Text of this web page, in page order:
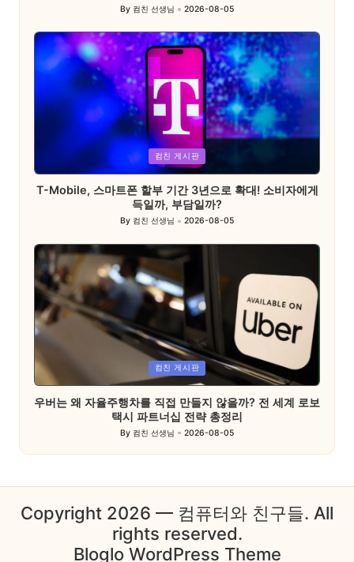
Posted
By 컴친 선생님 2026-08-05
Posted
in
컴친 게시판
T-Mobile, 스마트폰 할부 기간 3년으로 확대! 소비자에게
득일까, 부담일까?
Posted
By 컴친 선생님 2026-08-05
Posted
in
컴친 게시판
우버는 왜 자율주행차를 직접 만들지 않을까? 전 세계 로보
택시 파트너십 전략 총정리
Posted
by
By 컴친 선생님 2026-08-05
Copyright 2026 — 컴퓨터와 친구들. All
rights reserved.
Bloglo WordPress Theme